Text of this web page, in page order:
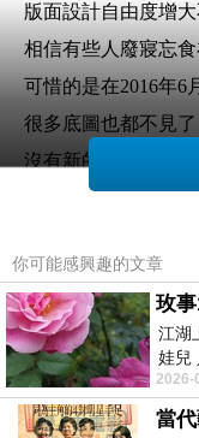
版面設計自由度增
相信有些人廢寢忘
可惜的是在2016年6
很多底圖也都不見了
沒有新的功能，
就這樣在各式各樣
以至於個人新聞台使
名人部落客相繼離開
理所當然的熱搜度
無名小站服務結束後
反倒是痞客邦靠著
你可能感興趣的文章
玫
江湖
娃兒
山佛
2026-